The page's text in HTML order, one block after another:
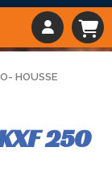
HOUSSE
250